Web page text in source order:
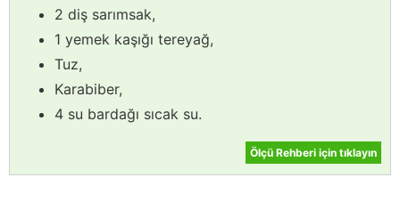
2 diş sarımsak,
1 yemek kaşığı tereyağ,
Tuz,
Karabiber,
4 su bardağı sıcak su.
Ölçü Rehberi için tıklayın